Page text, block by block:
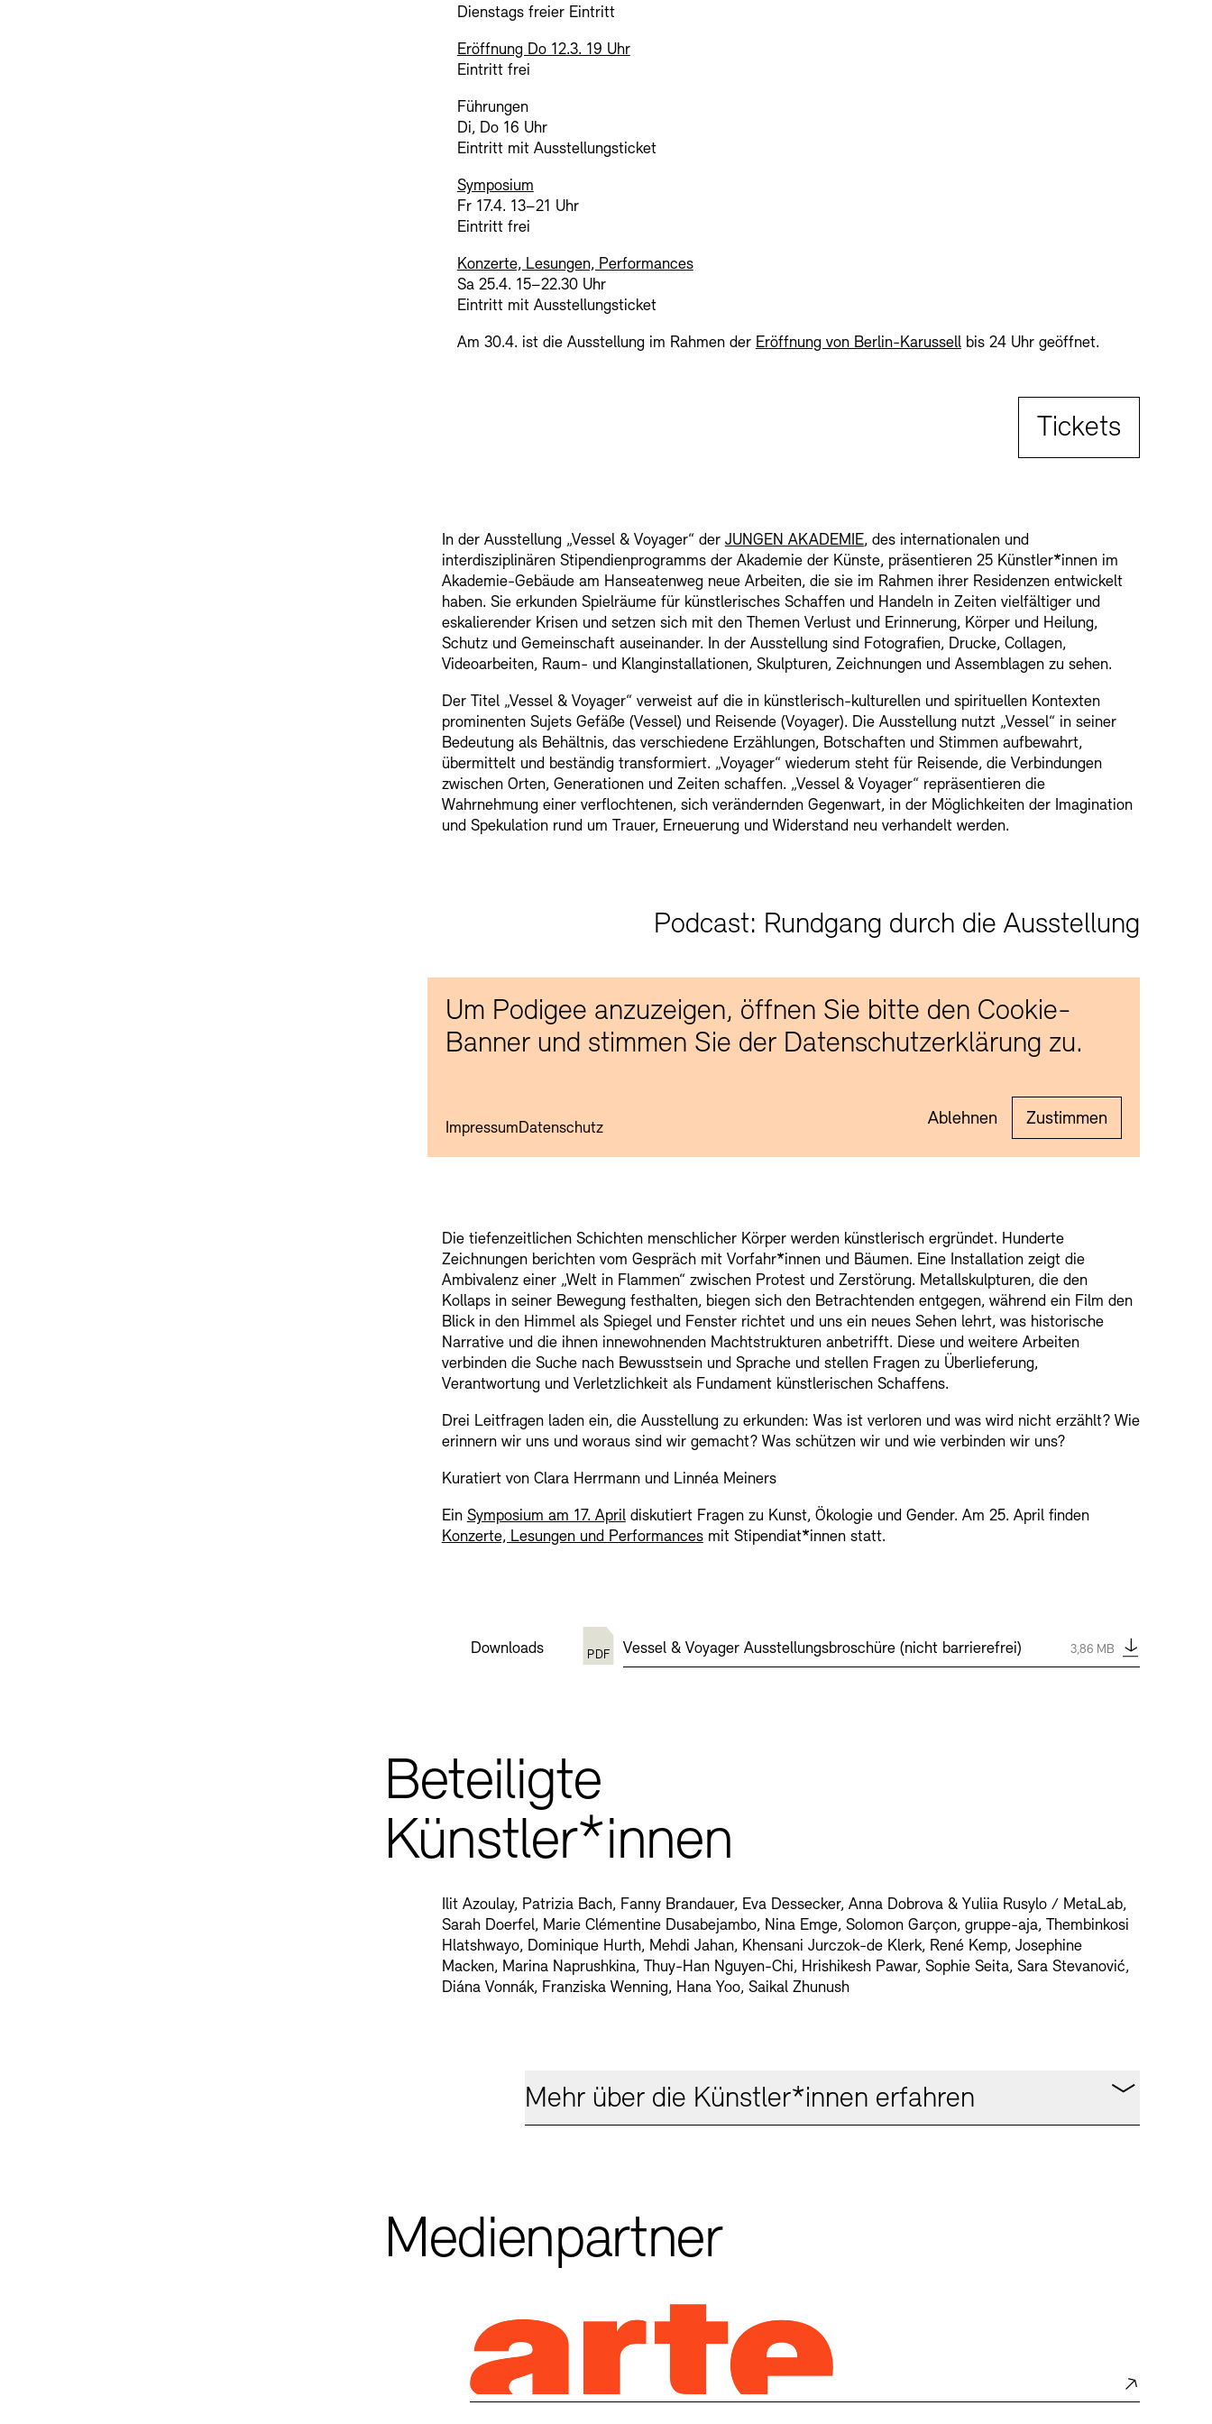
SINN UND FORM
Dienstags freier Eintritt
Eröffnung Do 12.3. 19 Uhr
Eintritt frei
Führungen
Di, Do 16 Uhr
Eintritt mit Ausstellungsticket
Symposium
Fr 17.4. 13–21 Uhr
Eintritt frei
Konzerte, Lesungen, Performances
Sa 25.4. 15–22.30 Uhr
Eintritt mit Ausstellungsticket
Am 30.4. ist die Ausstellung im Rahmen der Eröffnung von Berlin-Karussellbis 24 Uhr geöffnet.
Tickets
In der Ausstellung „Vessel & Voyager“ der JUNGEN AKADEMIE, des internationalen und
interdisziplinären Stipendienprogramms der Akademie der Künste, präsentieren 25 Künstler*innen im
Akademie-Gebäude am Hanseatenweg neue Arbeiten, die sie im Rahmen ihrer Residenzen entwickelt
haben. Sie erkunden Spielräume für künstlerisches Schaffen und Handeln in Zeiten vielfältiger und
eskalierender Krisen und setzen sich mit den Themen Verlust und Erinnerung, Körper und Heilung,
Schutz und Gemeinschaft auseinander. In der Ausstellung sind Fotografien, Drucke, Collagen,
Videoarbeiten, Raum- und Klanginstallationen, Skulpturen, Zeichnungen und Assemblagen zu sehen.
Der Titel „Vessel & Voyager“ verweist auf die in künstlerisch-kulturellen und spirituellen Kontexten
prominenten Sujets Gefäße (Vessel) und Reisende (Voyager). Die Ausstellung nutzt „Vessel“ in seiner
Bedeutung als Behältnis, das verschiedene Erzählungen, Botschaften und Stimmen aufbewahrt,
übermittelt und beständig transformiert. „Voyager“ wiederum steht für Reisende, die Verbindungen
zwischen Orten, Generationen und Zeiten schaffen. „Vessel & Voyager“ repräsentieren die
Wahrnehmung einer verflochtenen, sich verändernden Gegenwart, in der Möglichkeiten der Imagination
und Spekulation rund um Trauer, Erneuerung und Widerstand neu verhandelt werden.
Podcast: Rundgang durch die Ausstellung
Um Podigee anzuzeigen, öffnen Sie bitte den Cookie-
Banner und stimmen Sie der Datenschutzerklärung zu.
ImpressumDatenschutz
Ablehnen Zustimmen
Die tiefenzeitlichen Schichten menschlicher Körper werden künstlerisch ergründet. Hunderte
Zeichnungen berichten vom Gespräch mit Vorfahr*innen und Bäumen. Eine Installation zeigt die
Ambivalenz einer „Welt in Flammen“ zwischen Protest und Zerstörung. Metallskulpturen, die den
Kollaps in seiner Bewegung festhalten, biegen sich den Betrachtenden entgegen, während ein Film den
Blick in den Himmel als Spiegel und Fenster richtet und uns ein neues Sehen lehrt, was historische
Narrative und die ihnen innewohnenden Machtstrukturen anbetrifft. Diese und weitere Arbeiten
verbinden die Suche nach Bewusstsein und Sprache und stellen Fragen zu Überlieferung,
Verantwortung und Verletzlichkeit als Fundament künstlerischen Schaffens.
Drei Leitfragen laden ein, die Ausstellung zu erkunden: Was ist verloren und was wird nicht erzählt? Wie
erinnern wir uns und woraus sind wir gemacht? Was schützen wir und wie verbinden wir uns?
Kuratiert von Clara Herrmann und Linnéa Meiners
Ein Symposium am 17. Aprildiskutiert Fragen zu Kunst, Ökologie und Gender. Am 25. April finden
Konzerte, Lesungen und Performancesmit Stipendiat*innen statt.
Downloads Vessel & Voyager Ausstellungsbroschüre (nicht barrierefrei) Typ:
pdf
Größe:
3,86 MB
Beteiligte
Künstler*innen
Ilit Azoulay, Patrizia Bach, Fanny Brandauer, Eva Dessecker, Anna Dobrova & Yuliia Rusylo / MetaLab,
Sarah Doerfel, Marie Clémentine Dusabejambo, Nina Emge, Solomon Garçon, gruppe-aja, Thembinkosi
Hlatshwayo, Dominique Hurth, Mehdi Jahan, Khensani Jurczok-de Klerk, René Kemp, Josephine
Macken, Marina Naprushkina, Thuy-Han Nguyen-Chi, Hrishikesh Pawar, Sophie Seita, Sara Stevanović,
Diána Vonnák, Franziska Wenning, Hana Yoo, Saikal Zhunush
Mehr über die Künstler*innen erfahren
Medienpartner